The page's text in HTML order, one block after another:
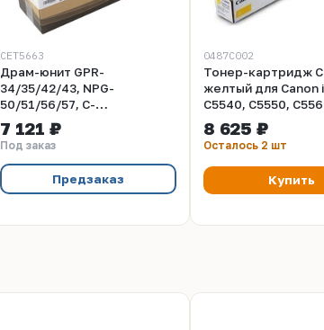
CET5663
Драм-юнит GPR-
34/35/42/43, NPG-
50/51/56/57, C-
EXV32/33/38/39 для CANON
iR2520/2525/2530/2535/2545
(CET), 125000 стр., CET5663
7 121 ₽
Под заказ
Предзаказ
0487C002
Тонер-картридж
желтый для Canon
C5540, C5550,
8 625 ₽
Осталось 2 шт
Купить